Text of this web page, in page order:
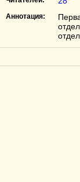
Аннотация: